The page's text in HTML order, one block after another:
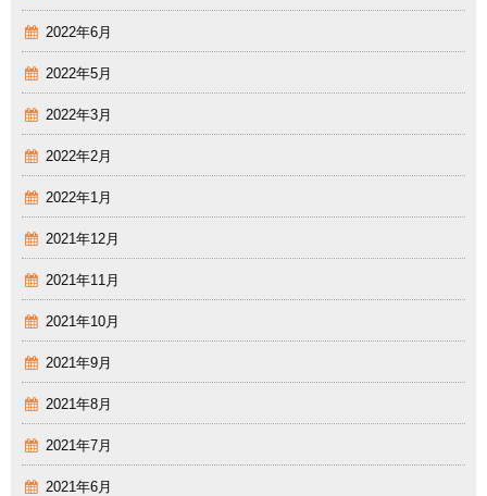
2022年6月
2022年5月
2022年3月
2022年2月
2022年1月
2021年12月
2021年11月
2021年10月
2021年9月
2021年8月
2021年7月
2021年6月